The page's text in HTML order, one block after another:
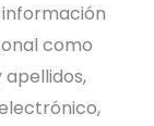
como
apellidos,